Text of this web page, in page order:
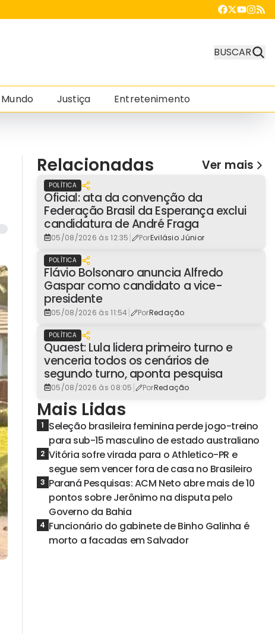
BUSCAR
Mundo Justiça Entretenimento
Relacionadas Ver mais
POLÍTICA
Oficial: ata da convenção da
Federação Brasil da Esperança exclui
candidatura de André Fraga
05/08/2026 às 12:35 | PorEvilásio Júnior
POLÍTICA
Flávio Bolsonaro anuncia Alfredo
Gaspar como candidato a vice-
presidente
05/08/2026 às 11:54 | PorRedação
POLÍTICA
Quaest: Lula lidera primeiro turno e
venceria todos os cenários de
segundo turno, aponta pesquisa
05/08/2026 às 08:05 | PorRedação
Mais Lidas
1 Seleção brasileira feminina perde jogo-treino
para sub-15 masculino de estado australiano
2 Vitória sofre virada para o Athletico-PR e
segue sem vencer fora de casa no Brasileiro
3 Paraná Pesquisas: ACM Neto abre mais de 10
pontos sobre Jerônimo na disputa pelo
Governo da Bahia
4 Funcionário do gabinete de Binho Galinha é
morto a facadas em Salvador